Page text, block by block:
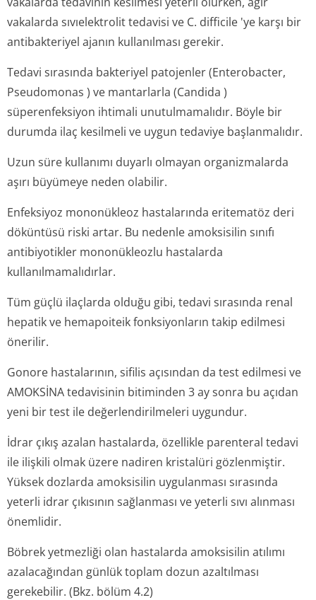
vakalarda sıvıelektrolit tedavisi ve C. difficile 'ye karşı bir
antibakteriyel ajanın kullanılması gerekir.
Tedavi sırasında bakteriyel patojenler (Enterobacter,
Pseudomonas ) ve mantarlarla (Candida )
süperenfeksiyon ihtimali unutulmamalıdır. Böyle bir
durumda ilaç kesilmeli ve uygun tedaviye başlanmalıdır.
Uzun süre kullanımı duyarlı olmayan organizmalarda
aşırı büyümeye neden olabilir.
Enfeksiyoz mononükleoz hastalarında eritematöz deri
döküntüsü riski artar. Bu nedenle amoksisilin sınıfı
antibiyotikler mononükleozlu hastalarda
kullanılmamalıdırlar.
Tüm güçlü ilaçlarda olduğu gibi, tedavi sırasında renal
hepatik ve hemapoiteik fonksiyonların takip edilmesi
önerilir.
Gonore hastalarının, sifilis açısından da test edilmesi ve
AMOKSİNA tedavisinin bitiminden 3 ay sonra bu açıdan
yeni bir test ile değerlendirilmeleri uygundur.
İdrar çıkış azalan hastalarda, özellikle parenteral tedavi
ile ilişkili olmak üzere nadiren kristalüri gözlenmiştir.
Yüksek dozlarda amoksisilin uygulanması sırasında
yeterli idrar çıkısının sağlanması ve yeterli sıvı alınması
önemlidir.
Böbrek yetmezliği olan hastalarda amoksisilin atılımı
azalacağından günlük toplam dozun azaltılması
gerekebilir. (Bkz. bölüm 4.2)